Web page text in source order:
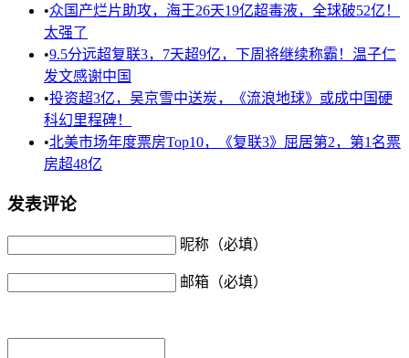
•众国产烂片助攻，海王26天19亿超毒液，全球破52亿！
太强了
•9.5分远超复联3，7天超9亿，下周将继续称霸！温子仁
发文感谢中国
•投资超3亿，吴京雪中送炭，《流浪地球》或成中国硬
科幻里程碑！
•北美市场年度票房Top10，《复联3》屈居第2，第1名票
房超48亿
发表评论
昵称（必填）
邮箱（必填）